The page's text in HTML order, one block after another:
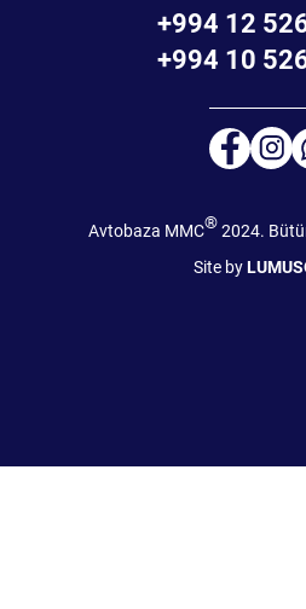
+994 12
+994 10
Avtobaza MMC®2024.
Site by